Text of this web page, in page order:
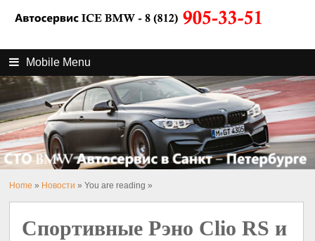
Mobile Menu
Home » Новости » You are reading »
Спортивные Рэно Clio RS и